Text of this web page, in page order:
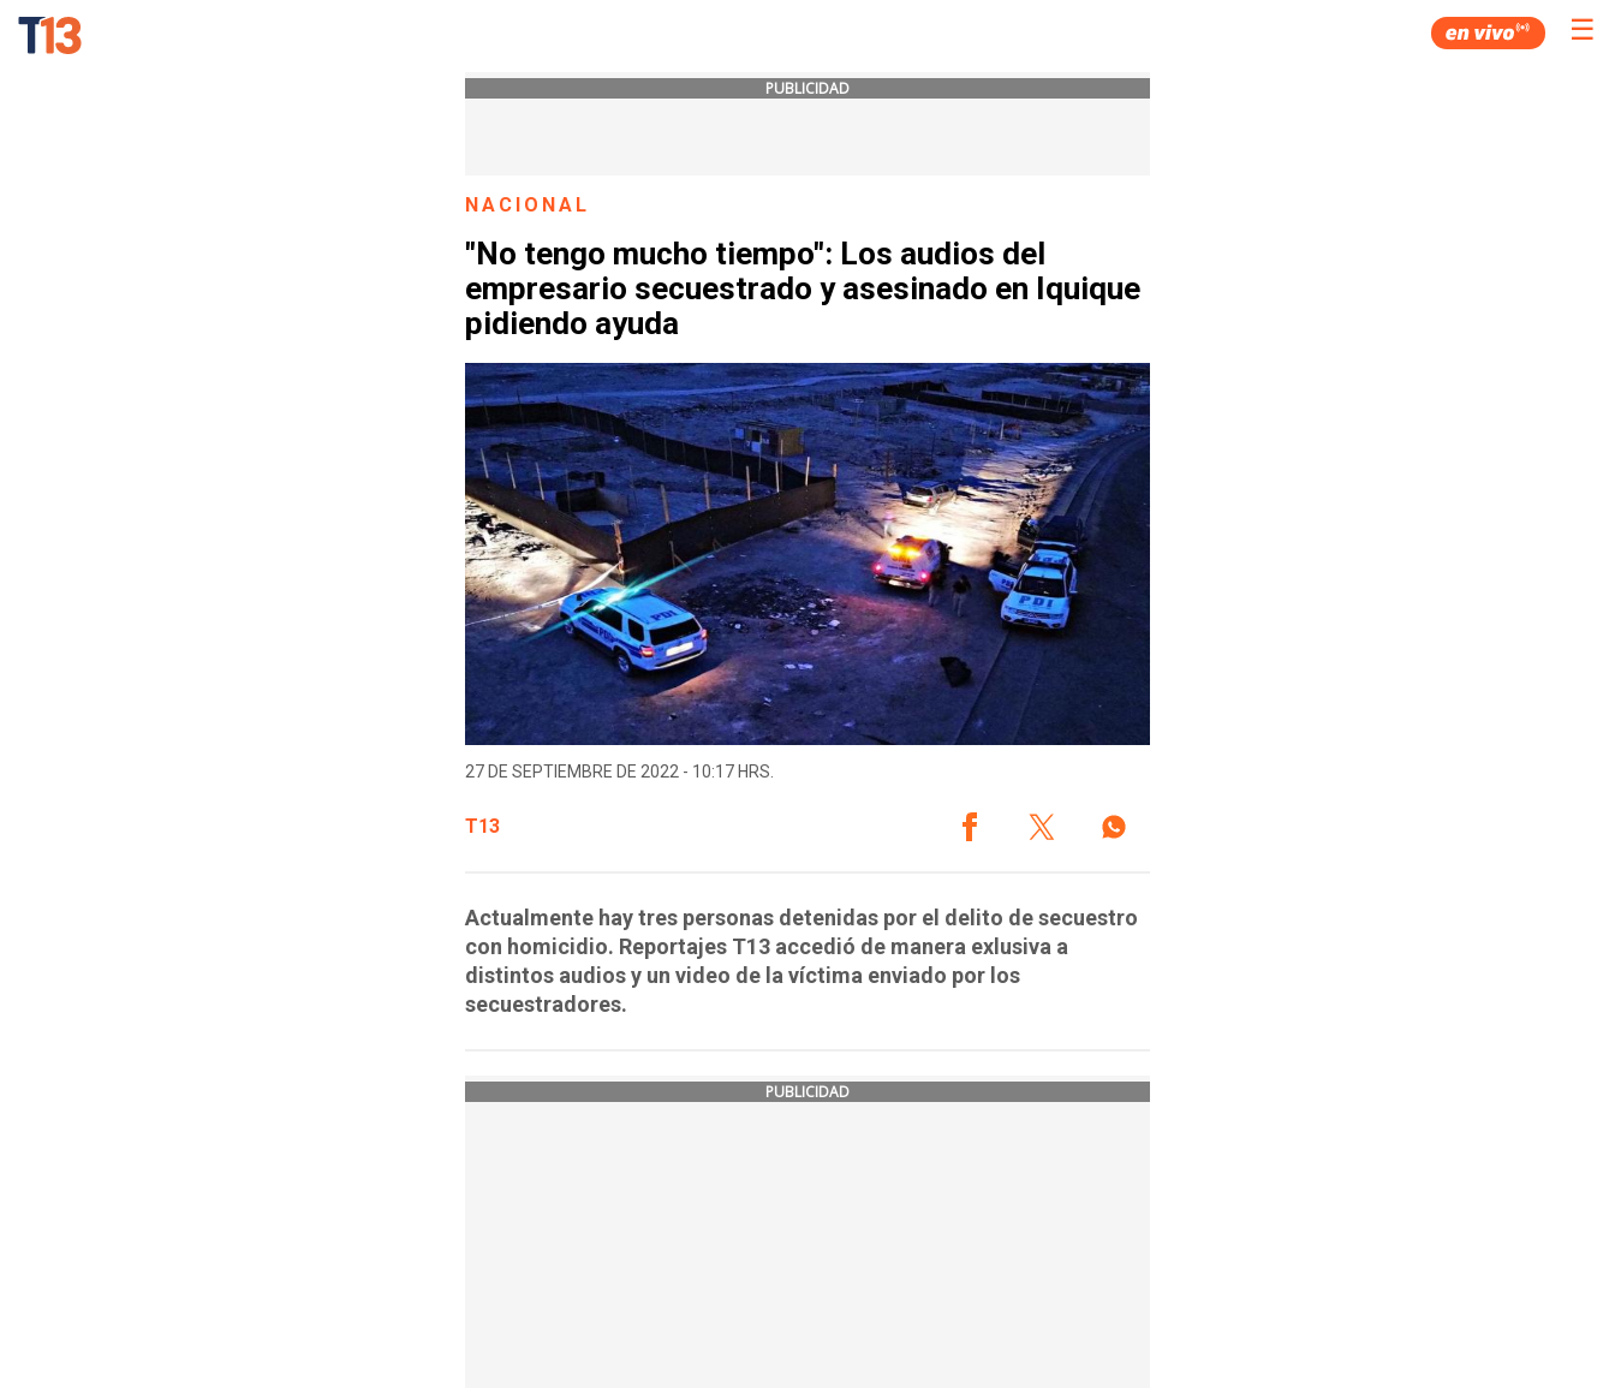
☰
PUBLICIDAD
NACIONAL
"No tengo mucho tiempo": Los audios del
empresario secuestrado y asesinado en Iquique
pidiendo ayuda
27 DE SEPTIEMBRE DE 2022 - 10:17 HRS.
T13
Actualmente hay tres personas detenidas por el delito de secuestro
con homicidio. Reportajes T13 accedió de manera exlusiva a
distintos audios y un video de la víctima enviado por los
secuestradores.
PUBLICIDAD